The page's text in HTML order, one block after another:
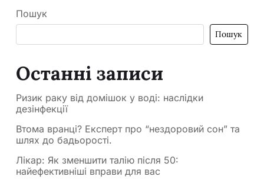
Пошук
Пошук
Останні записи
Ризик раку від домішок у воді: наслідки
дезінфекції
Втома вранці? Експерт про “нездоровий сон” та
шлях до бадьорості.
Лікар: Як зменшити талію після 50:
найефективніші вправи для вас